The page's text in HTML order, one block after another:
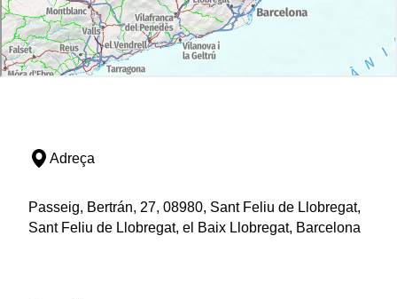
Adreça
Passeig, Bertrán, 27, 08980, Sant Feliu de Llobregat,
Sant Feliu de Llobregat, el Baix Llobregat, Barcelona